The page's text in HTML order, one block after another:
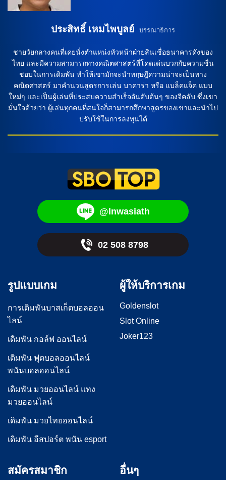
ประสิทธิ์ เหมไพบูลย์ บรรณาธิการ
ชายวัยกลางคนที่เคยนั่งตำแหน่งหัวหน้าฝ่ายสินเชื่อธนาคารดังของ
ไทย และมีความสามารถทางคณิตศาสตร์ที่โดดเด่นบวกกับความชื่น
ชอบในการเดิมพัน ทำให้เขามักจะนำทฤษฎีความน่าจะเป็นทาง
คณิตศาสตร์ มาคำนวนสูตรการเล่น บาคาร่า หรือ แบล็คแจ็ค แบบ
ใหม่ๆ และเป็นผู้เล่นที่ประสบความสำเร็จอันดับต้นๆ ของจีคลับ ซึ่งเขา
มั่นใจด้วยว่า ผู้เล่นทุกคนที่สนใจก็สามารถศึกษาสูตรของเขาและนำไป
ปรับใช้ในการลงทุนได้
@lnwasiath
02 508 8798
รูปแบบเกม
การเดิมพันบาสเก็ตบอลออน
ไลน์
เดิมพัน กอล์ฟ ออนไลน์
เดิมพัน ฟุตบอลออนไลน์
พนันบอลออนไลน์
เดิมพัน มวยออนไลน์ แทง
มวยออนไลน์
เดิมพัน มวยไทยออนไลน์
เดิมพัน อีสปอร์ต พนัน esport
ผู้ให้บริการเกม
Goldenslot
Slot Online
Joker123
สมัครสมาชิก อื่นๆ